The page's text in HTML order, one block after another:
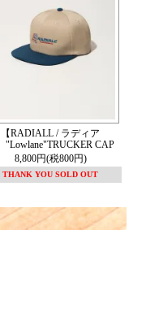
【RADIALL / ラディア
"Lowlane"TRUCKER CAP
8,800円(税800円)
THANK YOU SOLD OUT